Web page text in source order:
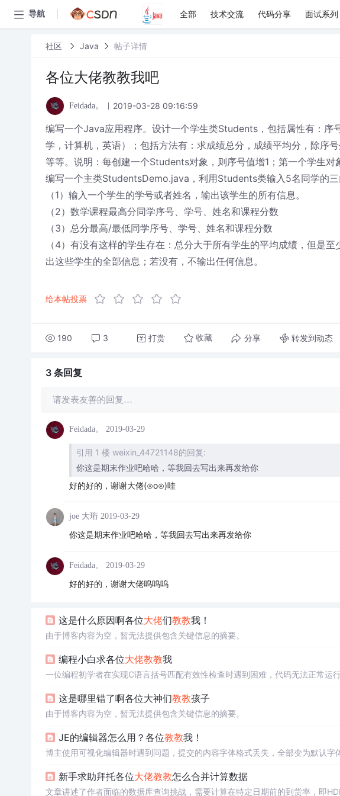
导航 全部 技术交流 代码分享 面试系列
社区 Java 帖子详情
各位大佬教教我吧
Feidada。 2019-03-28 09:16:59
编写一个Java应用程序。设计一个学生类Students，包括属性有：序
学，计算机，英语）；包括方法有：求成绩总分，成绩平均分，除序
等等。说明：每创建一个Students对象，则序号值增1；第一个学生对
编写一个主类StudentsDemo.java，利用Students类输入5名同学的三
（1）输入一个学生的学号或者姓名，输出该学生的所有信息。
（2）数学课程最高分同学序号、学号、姓名和课程分数
（3）总分最高/最低同学序号、学号、姓名和课程分数
（4）有没有这样的学生存在：总分大于所有学生的平均成绩，但是
出这些学生的全部信息；若没有，不输出任何信息。
给本帖投票
190 3 打赏 收藏 分享 转发到动态
3 条回复
请发表友善的回复…
Feidada。 2019-03-29
引用 1 楼 weixin_44721148的回复:
你这是期末作业吧哈哈，等我回去写出来再发给你
好的好的，谢谢大佬(⊙o⊙)哇
joe 大珩 2019-03-29
你这是期末作业吧哈哈，等我回去写出来再发给你
Feidada。 2019-03-29
好的好的，谢谢大佬呜呜呜
这是什么原因啊各位大佬们教教我！
由于博客内容为空，暂无法提供包含关键信息的摘要。
编程小白求各位大佬教教我
一位编程初学者在实现C语言括号匹配有效性检查时遇到困难，代码无法正常运行
这是哪里错了啊各位大神们教教孩子
由于博客内容为空，暂无法提供包含关键信息的摘要。
JE的编辑器怎么用？各位教教我！
博主使用可视化编辑器时遇到问题，提交的内容字体格式丢失，全部变为默认字
新手求助拜托各位大佬教教怎么合并计算数据
文章讲述了作者面临的数据库查询挑战，需要计算在特定日期前的到货率，即